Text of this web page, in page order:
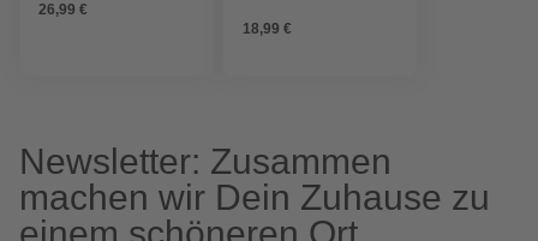
26,99 €
18,99 €
Newsletter: Zusammen
machen wir Dein Zuhause zu